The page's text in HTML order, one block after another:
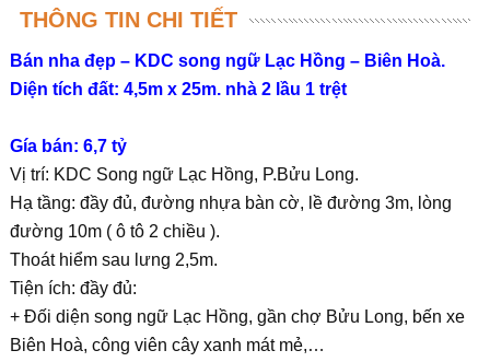
THÔNG TIN CHI TIẾT
Bán nha đẹp – KDC song ngữ Lạc Hồng – Biên Hoà.
Diện tích đất: 4,5m x 25m. nhà 2 lầu 1 trệt
Gía bán: 6,7 tỷ
Vị trí: KDC Song ngữ Lạc Hồng, P.Bửu Long.
Hạ tầng: đầy đủ, đường nhựa bàn cờ, lề đường 3m, lòng
đường 10m ( ô tô 2 chiều ).
Thoát hiểm sau lưng 2,5m.
Tiện ích: đầy đủ:
+ Đối diện song ngữ Lạc Hồng, gần chợ Bửu Long, bến xe
Biên Hoà, công viên cây xanh mát mẻ,…